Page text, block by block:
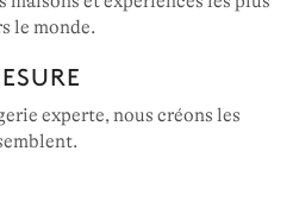
le monde.
experte, nous créons les